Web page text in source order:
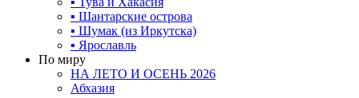
▪ Шантарские острова
▪ Шумак (из Иркутска)
▪ Ярославль
По миру
НА ЛЕТО И ОСЕНЬ 2026
Абхазия